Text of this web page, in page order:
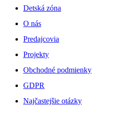
Detská zóna
O nás
Predajcovia
Projekty
Obchodné podmienky
GDPR
Najčastejšie otázky